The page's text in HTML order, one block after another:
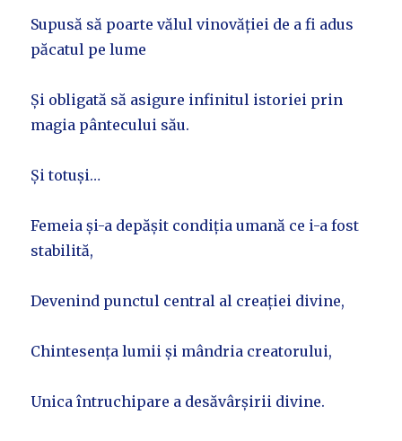
Supusă să poarte vălul vinovăției de a fi adus
păcatul pe lume
Și obligată să asigure infinitul istoriei prin
magia pântecului său.
Și totuși…
Femeia și-a depășit condiția umană ce i-a fost
stabilită,
Devenind punctul central al creației divine,
Chintesența lumii și mândria creatorului,
Unica întruchipare a desăvârșirii divine.